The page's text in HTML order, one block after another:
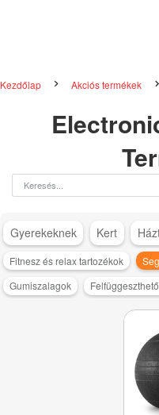
Kezdőlap Akciós termékek
Gyerekeknek Kert
Fitnesz és relax tartozékok
Gumiszalagok